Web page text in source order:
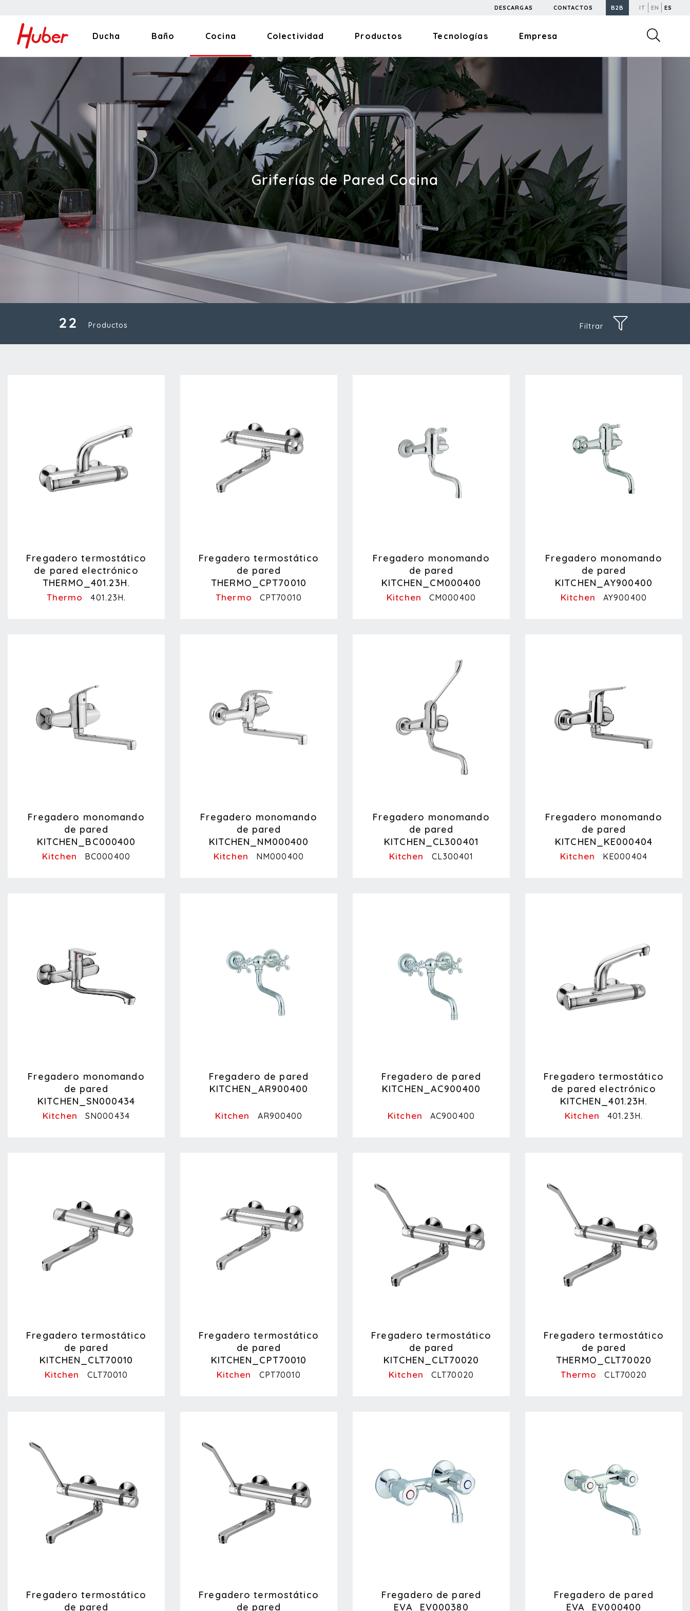
DESCARGAS CONTACTOS B2B IT EN ES
Ducha Baño Cocina Colectividad Productos Tecnologías Empresa
Griferías de Pared Cocina
22 Productos Filtrar
Fregadero termostático
de pared electrónico
THERMO_401.23H.
Thermo 401.23H.
Fregadero termostático
de pared
THERMO_CPT70010
Thermo CPT70010
Fregadero monomando
de pared
KITCHEN_CM000400
Kitchen CM000400
Fregadero monomando
de pared
KITCHEN_AY900400
Kitchen AY900400
Fregadero monomando
de pared
KITCHEN_BC000400
Kitchen BC000400
Fregadero monomando
de pared
KITCHEN_NM000400
Kitchen NM000400
Fregadero monomando
de pared
KITCHEN_CL300401
Kitchen CL300401
Fregadero monomando
de pared
KITCHEN_KE000404
Kitchen KE000404
Fregadero monomando
de pared
KITCHEN_SN000434
Kitchen SN000434
Fregadero de pared
KITCHEN_AR900400
Kitchen AR900400
Fregadero de pared
KITCHEN_AC900400
Kitchen AC900400
Fregadero termostático
de pared electrónico
KITCHEN_401.23H.
Kitchen 401.23H.
Fregadero termostático
de pared
KITCHEN_CLT70010
Kitchen CLT70010
Fregadero termostático
de pared
KITCHEN_CPT70010
Kitchen CPT70010
Fregadero termostático
de pared
KITCHEN_CLT70020
Kitchen CLT70020
Fregadero termostático
de pared
THERMO_CLT70020
Thermo CLT70020
Fregadero termostático
de pared
Fregadero termostático
de pared
Fregadero de pared
EVA_EV000380
Fregadero de pared
EVA_EV000400